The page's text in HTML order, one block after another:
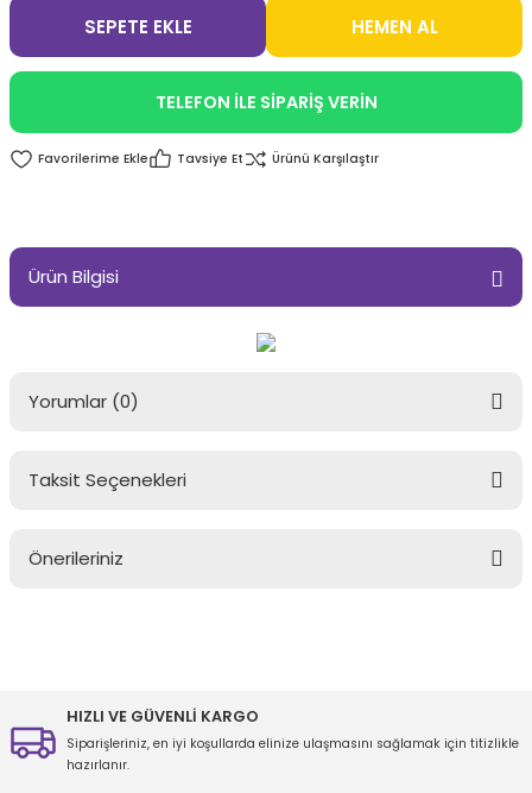
SEPETE EKLE HEMEN AL
TELEFON İLE SİPARİŞ VERİN
Tavsiye Et Ürünü Karşılaştır
Ürün Bilgisi
Yorumlar (0)
Taksit Seçenekleri
Önerileriniz
Ürün resmi kalitesiz, bozuk veya görüntülenemiyor.
HIZLI VE GÜVENLİ KARGO
Siparişleriniz, en iyi koşullarda elinize ulaşmasını sağlamak için titizlikle
hazırlanır.